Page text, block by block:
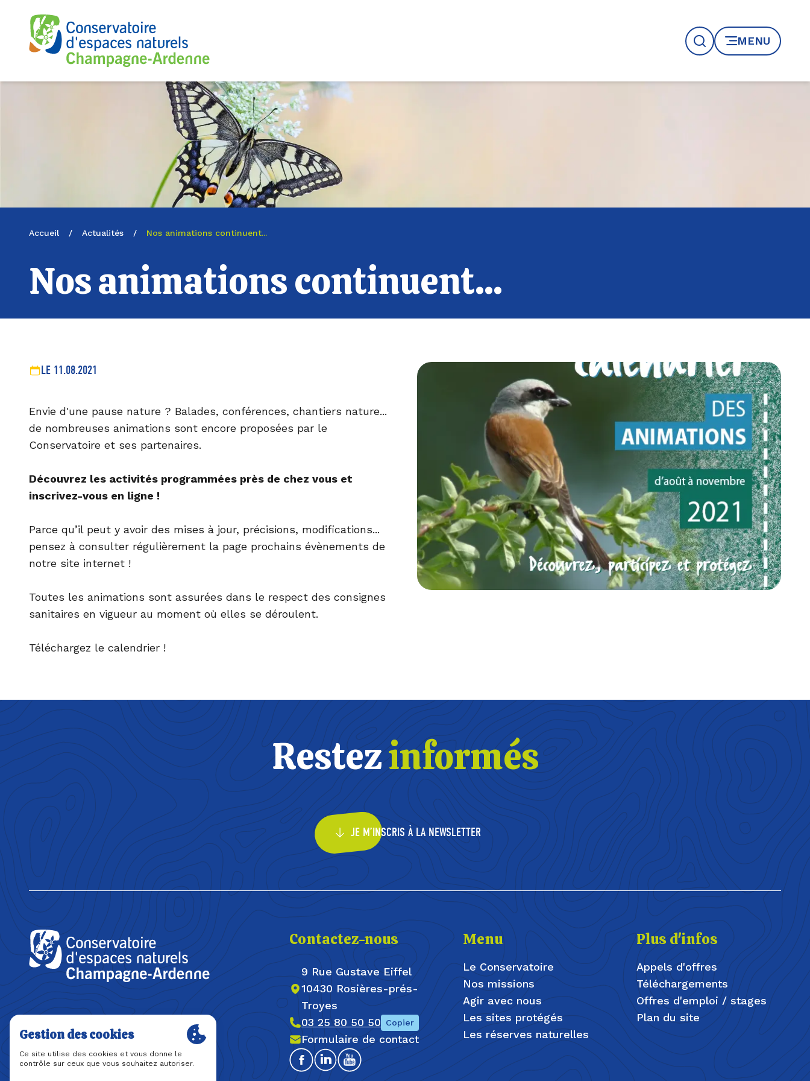
Logo du CENCA
RechercheMENU
Accueil / Actualités / Nos animations continuent...
Nos animations continuent...
LE 11.08.2021
Envie d'une pause nature ? Balades, conférences, chantiers nature...
de nombreuses animations sont encore proposées par le
Conservatoire et ses partenaires.
Découvrez les activités programmées près de chez vous et
inscrivez-vous en ligne !
Parce qu’il peut y avoir des mises à jour, précisions, modifications...
pensez à consulter régulièrement la page prochains évènements de
notre site internet !
Toutes les animations sont assurées dans le respect des consignes
sanitaires en vigueur au moment où elles se déroulent.
Téléchargez le calendrier !
Restezinformés
JE M’INSCRIS À LA NEWSLETTER
Contactez-nous
9 Rue Gustave Eiffel
10430 Rosières-prés-
Troyes
03 25 80 50 50
Copier
Formulaire de contact
Menu
Le Conservatoire
Nos missions
Agir avec nous
Les sites protégés
Les réserves naturelles
Plus d'infos
Appels d'offres
Téléchargements
Offres d'emploi / stages
Plan du site